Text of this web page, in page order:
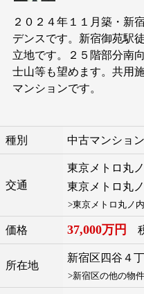
２０２４年１１月築・新
デンスです。新宿御苑駅
立地です。２５階部分南
士山等も望めます。共用
マンションです。
種別 中古マンション
交通
東京メトロ丸
東京メトロ丸
>東京メトロ丸ノ
価格 37,000万円
所在地
新宿区 四谷 ４
>新宿区の他の物